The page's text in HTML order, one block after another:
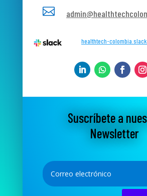

healthtech-
Suscríbete a
Newsletter